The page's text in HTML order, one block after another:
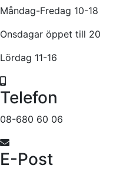
Måndag-Fredag 10-18
Onsdagar öppet till 20
Lördag 11-16
Telefon
08-680 60 06
E-Post